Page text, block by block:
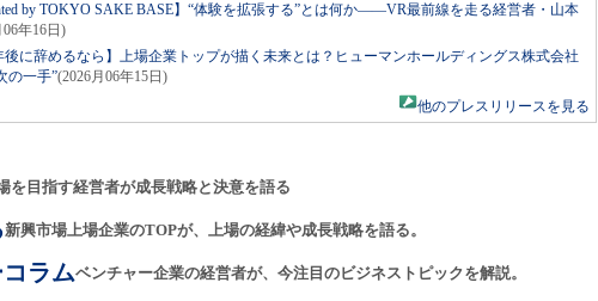
by TOKYO SAKE BASE】“体験を拡張する”とは何か――VR最前線を走る経営者・山本
06年16日)
後に辞めるなら】上場企業トップが描く未来とは？ヒューマンホールディングス株式会社
の一手”(2026月06年15日)
他のプレスリリースを見る
を目指す経営者が成長戦略と決意を語る
新興市場上場企業のTOPが、上場の経緯や成長戦略を語る。
ラムベンチャー企業の経営者が、今注目のビジネストピックを解説。